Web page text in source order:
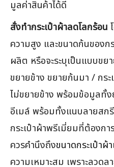
มูลค่าสินค้าได้ดี
สั่งทำกระเป๋าผ้าลดโลกร้อน
ความสูง และขนาดก้นของก
ผลิต หรือจะระบุเป็นแบบขย
ขยายข้าง ขยายก้นมา / กร
ไม่ขยายข้าง พร้อมข้อมูลทั้
อีเมล์ พร้อมทั้งแนบลายสก
กระเป๋าผ้าพรีเมี่ยมที่ต้องก
ควรคำนึงถึงขนาดกระเป๋าผ้า
ความเหมาะสม เพราะลวด